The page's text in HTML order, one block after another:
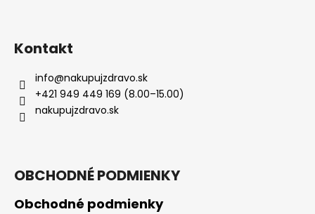
Kontakt
info@nakupujzdravo.sk
+421 949 449 169 (8.00–15.00)
nakupujzdravo.sk
OBCHODNÉ PODMIENKY
Obchodné podmienky